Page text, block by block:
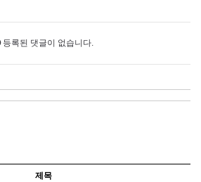
등록된 댓글이 없습니다.
제목